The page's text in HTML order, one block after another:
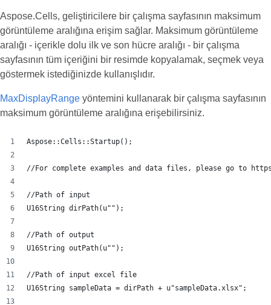
Aspose.Cells, geliştiricilere bir çalışma sayfasının maksimum
görüntüleme aralığına erişim sağlar. Maksimum görüntüleme
aralığı - içerikle dolu ilk ve son hücre aralığı - bir çalışma
sayfasının tüm içeriğini bir resimde kopyalamak, seçmek veya
göstermek istediğinizde kullanışlıdır.
MaxDisplayRange yöntemini kullanarak bir çalışma sayfasının
maksimum görüntüleme aralığına erişebilirsiniz.
Aspose::Cells::Startup();
//For complete examples and data files, please go to
//Path of input
U16String dirPath(u"");
//Path of output
U16String outPath(u"");
//Path of input excel file
U16String sampleData = dirPath + u"sampleData.xlsx";